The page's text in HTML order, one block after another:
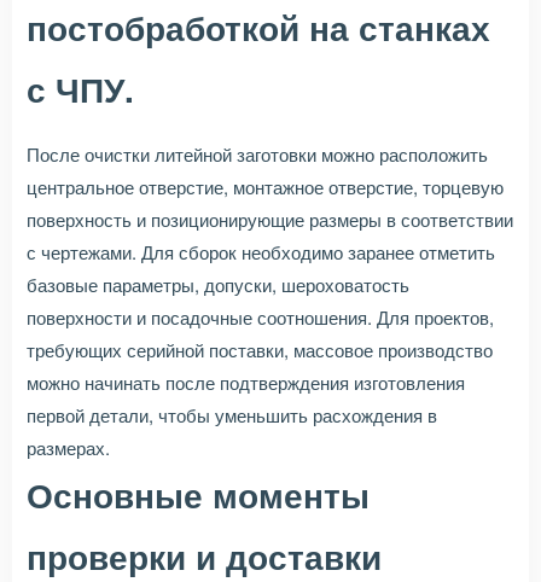
постобработкой на станках
с ЧПУ.
После очистки литейной заготовки можно расположить
центральное отверстие, монтажное отверстие, торцевую
поверхность и позиционирующие размеры в соответствии
с чертежами. Для сборок необходимо заранее отметить
базовые параметры, допуски, шероховатость
поверхности и посадочные соотношения. Для проектов,
требующих серийной поставки, массовое производство
можно начинать после подтверждения изготовления
первой детали, чтобы уменьшить расхождения в
размерах.
Основные моменты
проверки и доставки